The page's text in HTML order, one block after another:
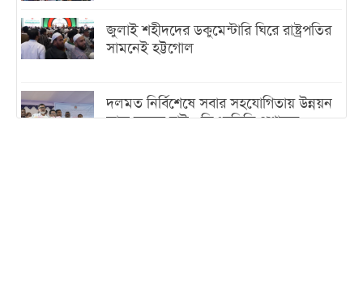
জুলাই শহীদদের ডকুমেন্টারি ঘিরে রাষ্ট্রপতির
সামনেই হট্টগোল
দলমত নির্বিশেষে সবার সহযোগিতায় উন্নয়ন
কাজ করতে চাই : ডিএনসিসি প্রশাসক